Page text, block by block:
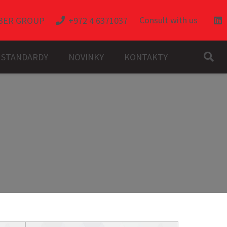
GROUP +972 4 6371037 Consult with us
NOVINKY KONTAKTY